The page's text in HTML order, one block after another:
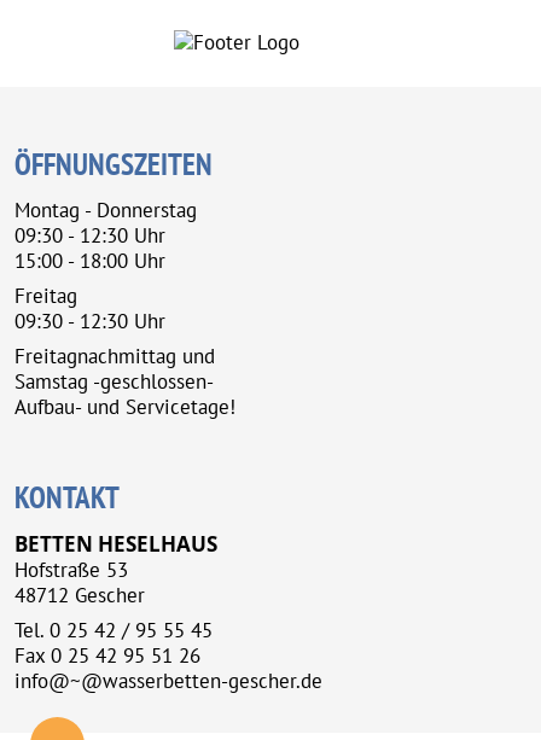
ÖFFNUNGSZEITEN
Montag - Donnerstag
09:30 - 12:30 Uhr
15:00 - 18:00 Uhr
Freitag
09:30 - 12:30 Uhr
Freitagnachmittag und
Samstag -geschlossen-
Aufbau- und Servicetage!
KONTAKT
BETTEN HESELHAUS
Hofstraße 53
48712 Gescher
Tel. 0 25 42 / 95 55 45
Fax 0 25 42 95 51 26
info@~@wasserbetten-gescher.de